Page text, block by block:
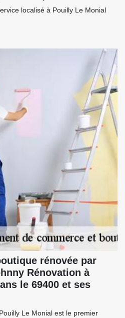
localisé à Pouilly Le Monial
rénovée par
Rénovation à
le 69400 et ses
Le Monial est le premier